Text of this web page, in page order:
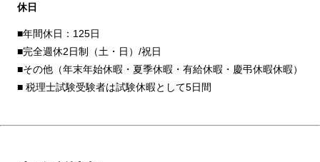
休日
■年間休日：125日
■完全週休2日制（土・日）/祝日
■その他（年末年始休暇・夏季休暇・有給休暇・慶弔休暇休暇）
■ 税理士試験受験者は試験休暇として5日間